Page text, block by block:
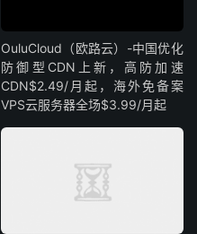
OuluCloud（欧路云）-中国优化
防御型CDN上新，高防加速
CDN$2.49/月起，海外免备案
VPS云服务器全场$3.99/月起